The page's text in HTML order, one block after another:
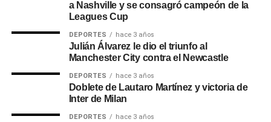
La primera vez que Mineiro y River chocaron en el país
vecino fue en las semifinales de la Libertadores del ’78,
que por aquel entonces era un triangular. Fue 1-0 para los
brasileños con gol de Marinho. De todas formas, ambos
quedaron eliminados en esa instancia.
a Nashville y se consagró campeón de la
Leagues Cup
DEPORTES hace 3 años
Julián Álvarez le dio el triunfo al
Manchester City contra el Newcastle
DEPORTES hace 3 años
Doblete de Lautaro Martínez y victoria de
Inter de Milan
DEPORTES hace 3 años